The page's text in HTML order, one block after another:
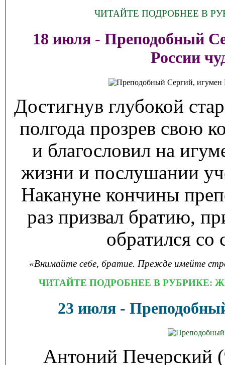
ЧИТАЙТЕ ПОДРОБНЕЕ В
18 июля - Преподобный
России
Достигнув глубокой
полгода прозрев свою
и благословил на
жизни и послушании
Накануне кончины
раз призвал братию,
обратился со
«Внимайте себе, братие. Прежде имейте
ЧИТАЙТЕ ПОДРОБНЕЕ В РУБРИКЕ:
23 июля -
Антоний